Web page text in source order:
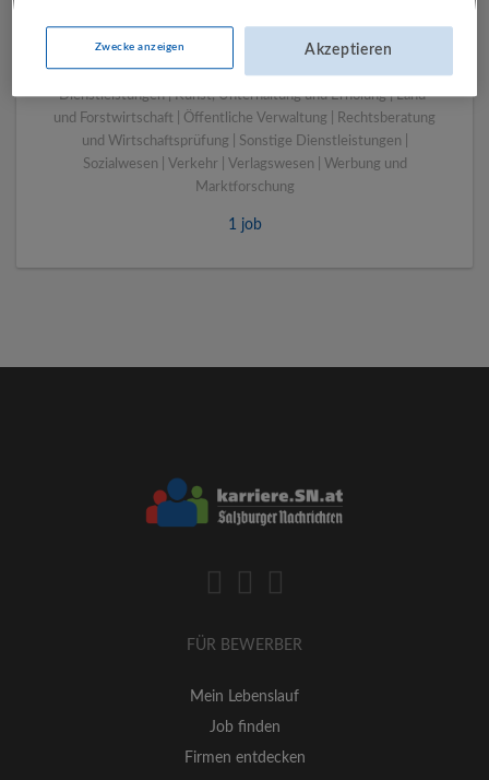
Bau | Beherbergung und Gastronomie | Einzelhandel |
Energieversorgung | Finanz- und Versicherungsleistungen |
Gesundheitswesen | Herstellung von Waren | IT-
Dienstleistungen | Kunst, Unterhaltung und Erholung | Land-
und Forstwirtschaft | Öffentliche Verwaltung | Rechtsberatung
und Wirtschaftsprüfung | Sonstige Dienstleistungen |
Sozialwesen | Verkehr | Verlagswesen | Werbung und
Marktforschung
1 job
FÜR BEWERBER
Mein Lebenslauf
Job finden
Firmen entdecken
Zwecke anzeigen Akzeptieren